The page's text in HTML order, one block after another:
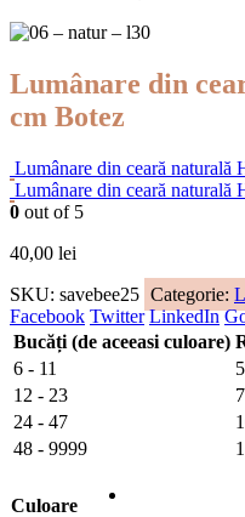
Lumânare din
cm Botez
Lumânare din ceară naturală
Lumânare din ceară naturală
0 out of 5
40,00 lei
SKU: savebee25 Categorie:
Facebook Twitter LinkedIn
Bucăți (de aceeasi culoare)
6 - 11
12 - 23
24 - 47
48 - 9999
Culoare